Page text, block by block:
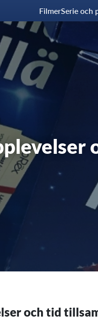
FilmerSerie och
och tid